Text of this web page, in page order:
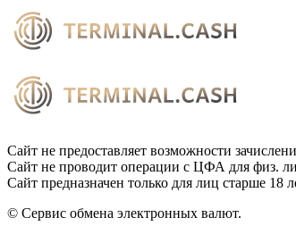
Сайт не предоставляет возможности
Сайт не проводит операции с ЦФА для физ.
Сайт предназначен только для лиц старше 18
© Сервис обмена электронных валют.